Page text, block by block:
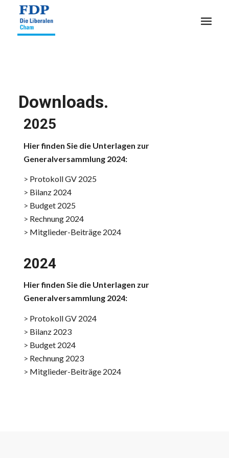
Downloads.
2025
Hier finden Sie die Unterlagen zur
Generalversammlung 2024:
> Protokoll GV 2025
> Bilanz 2024
> Budget 2025
> Rechnung 2024
> Mitglieder-Beiträge 2024
2024
Hier finden Sie die Unterlagen zur
Generalversammlung 2024:
> Protokoll GV 2024
> Bilanz 2023
> Budget 2024
> Rechnung 2023
> Mitglieder-Beiträge 2024